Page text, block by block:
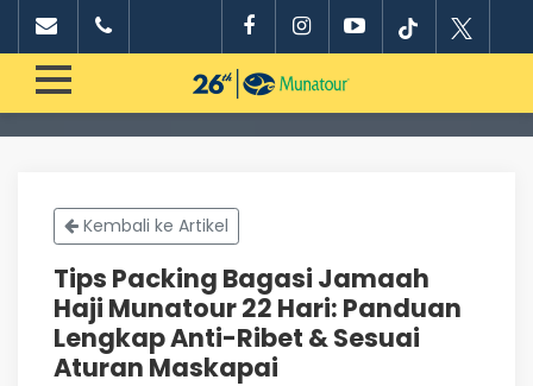
Kembali ke Artikel
Tips Packing Bagasi Jamaah
Haji Munatour 22 Hari: Panduan
Lengkap Anti-Ribet & Sesuai
Aturan Maskapai